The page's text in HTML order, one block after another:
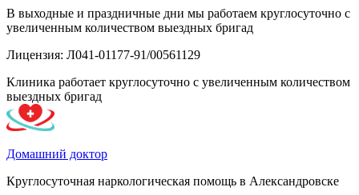
В выходные и праздничные дни мы работаем круглосуточно с
увеличенным количеством выездных бригад
Лицензия: Л041-01177-91/00561129
Клиника работает круглосуточно с увеличенным количеством
выездных бригад
Домашний доктор
Круглосуточная наркологическая помощь в Александровске